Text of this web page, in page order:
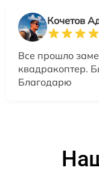
Кочетов
Все прошло
квадракоптер.
Благодарю